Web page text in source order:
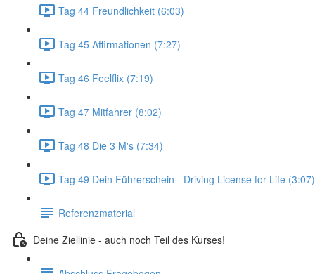
Tag 44 Freundlichkeit (6:03)
Tag 45 Affirmationen (7:27)
Tag 46 Feelflix (7:19)
Tag 47 Mitfahrer (8:02)
Tag 48 Die 3 M's (7:34)
Tag 49 Dein Führerschein - Driving License for Life (3:07)
Referenzmaterial
Deine Ziellinie - auch noch Teil des Kurses!